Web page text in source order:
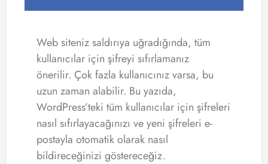
Web siteniz saldırıya uğradığında, tüm
kullanıcılar için şifreyi sıfırlamanız
önerilir. Çok fazla kullanıcınız varsa, bu
uzun zaman alabilir. Bu yazıda,
WordPress’teki tüm kullanıcılar için şifreleri
nasıl sıfırlayacağınızı ve yeni şifreleri e-
postayla otomatik olarak nasıl
bildireceğinizi göstereceğiz.